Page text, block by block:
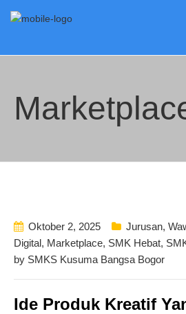
Oktober 2, 2025 Jurusan,
Digital, Marketplace, SMK Hebat,
by SMKS Kusuma Bangsa Bogor
Ide Produk Kreatif